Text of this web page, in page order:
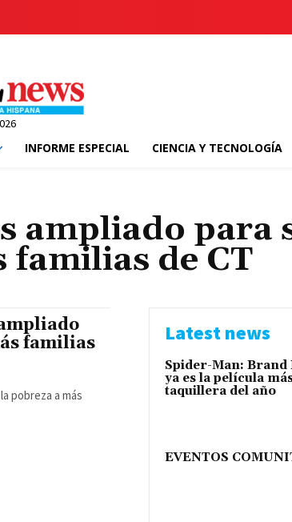
INFORME ESPECIAL CIENCIA Y TECNOLOGÍA
ampliado para
familias de CT
familias
pobreza a más
Latest news
Spider-Man: Brand
ya es la película
taquillera del año
EVENTOS